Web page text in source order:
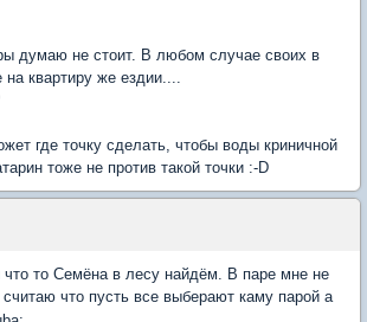
думаю не стоит. В любом случае своих в
квартиру же ездии....
где точку сделать, чтобы воды криничной
тоже не против такой точки :-D
то Семёна в лесу найдём. В паре мне не
что пусть все выберают каму парой а